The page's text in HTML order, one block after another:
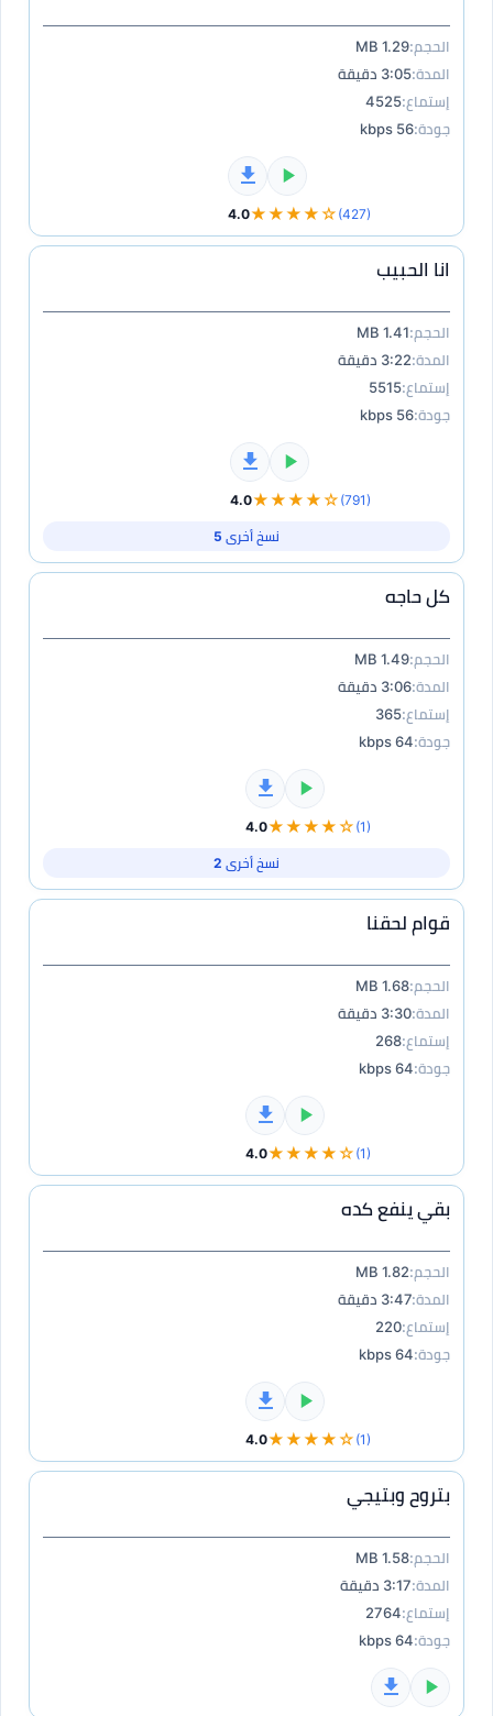
الحجم:1.29 MB
المدة:3:05 دقيقة
إستماع:4525
جودة:56 kbps
4.0★★★★☆ (427)
انا الحبيب
الحجم:1.41 MB
المدة:3:22 دقيقة
إستماع:5515
جودة:56 kbps
4.0★★★★☆ (791)
نسخ أخرى 5
كل حاجه
الحجم:1.49 MB
المدة:3:06 دقيقة
إستماع:365
جودة:64 kbps
4.0★★★★☆ (1)
نسخ أخرى 2
قوام لحقنا
الحجم:1.68 MB
المدة:3:30 دقيقة
إستماع:268
جودة:64 kbps
4.0★★★★☆ (1)
بقي ينفع كده
الحجم:1.82 MB
المدة:3:47 دقيقة
إستماع:220
جودة:64 kbps
4.0★★★★☆ (1)
بتروح وبتيجي
الحجم:1.58 MB
المدة:3:17 دقيقة
إستماع:2764
جودة:64 kbps